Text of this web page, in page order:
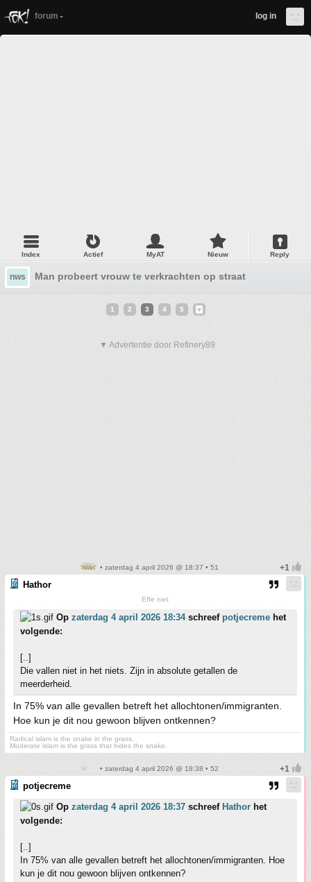
forum log in
Index Actief MyAT Nieuw Reply
nws Man probeert vrouw te verkrachten op straat
1 2 3 4 5
▼ Advertentie door Refinery89
• zaterdag 4 april 2026 @ 18:37 • 51
Hathor
Effe niet
Op zaterdag 4 april 2026 18:34schreef potjecreme het
volgende:
[..]
Die vallen niet in het niets. Zijn in absolute getallen de
meerderheid.
In 75% van alle gevallen betreft het allochtonen/immigranten.
Hoe kun je dit nou gewoon blijven ontkennen?
Radical islam is the snake in the grass.
Moderate islam is the grass that hides the snake.
• zaterdag 4 april 2026 @ 18:38 • 52
potjecreme
Op zaterdag 4 april 2026 18:37 schreef Hathor het
volgende:
[..]
In 75% van alle gevallen betreft het allochtonen/immigranten. Hoe
kun je dit nou gewoon blijven ontkennen?